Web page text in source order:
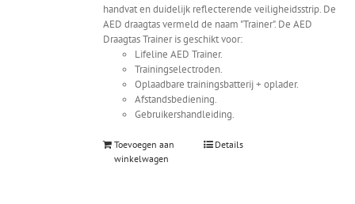
handvat en duidelijk reflecterende veiligheidsstrip. De
AED draagtas vermeld de naam "Trainer". De AED
Draagtas Trainer is geschikt voor:
Lifeline AED Trainer.
Trainingselectroden.
Oplaadbare trainingsbatterij + oplader.
Afstandsbediening.
Gebruikershandleiding.
Toevoegen aan
winkelwagen
Details